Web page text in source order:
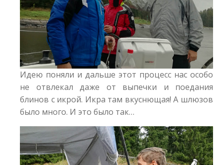
Идею поняли и дальше этот процесс нас особо
не отвлекал даже от выпечки и поедания
блинов с икрой. Икра там вкуснющая! А шлюзов
было много. И это было так…